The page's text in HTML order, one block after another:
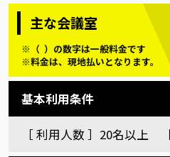
主な会議室
※（ ）の数字は一般料金です
※料金は、現地払いとなります。
基本利用条件
［ 利用人数 ］20名以上